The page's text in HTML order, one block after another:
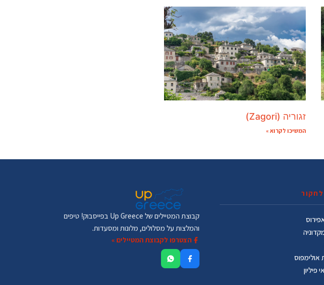
זגוריה (Zagori)
המשיכו לקרוא »
אולימפוס
פיליון
קבוצת המטיילים של Up Greece בפייסבוק! טיפים
והמלצות על מסלולים, מלונות ומסעדות.
הצטרפו לקבוצת המטיילים »